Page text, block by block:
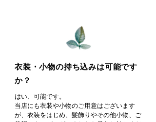
衣装・小物の持ち込みは可能です
か？
はい、可能です。
当店にも衣装や小物のご用意はございます
が、衣装をはじめ、髪飾りやその他小物、ご